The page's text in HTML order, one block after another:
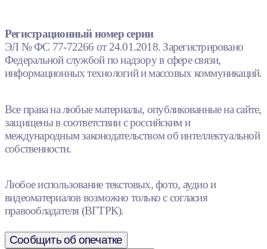
Регистрационный номер серии
ЭЛ № ФС 77-72266 от 24.01.2018. Зарегистрировано
Федеральной службой по надзору в сфере связи,
информационных технологий и массовых коммуникаций.
Все права на любые материалы, опубликованные на сайте,
защищены в соответствии с российским и
международным законодательством об интеллектуальной
собственности.
Любое использование текстовых, фото, аудио и
видеоматериалов возможно только с согласия
правообладателя (ВГТРК).
Сообщить об опечатке